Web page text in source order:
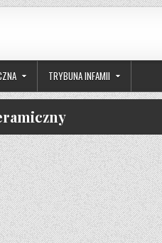
TRYBUNA INFAMII